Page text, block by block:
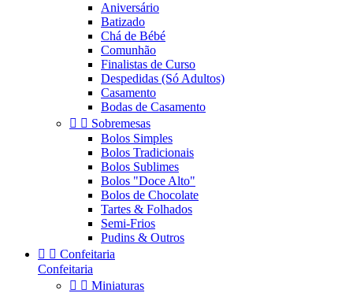
Aniversário
Batizado
Chá de Bébé
Comunhão
Finalistas de Curso
Despedidas (Só Adultos)
Casamento
Bodas de Casamento
  Sobremesas
Bolos Simples
Bolos Tradicionais
Bolos Sublimes
Bolos "Doce Alto"
Bolos de Chocolate
Tartes & Folhados
Semi-Frios
Pudins & Outros
  Confeitaria
Confeitaria
  Miniaturas